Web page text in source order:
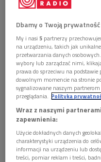
Wacław Zimpel i Kuba Ziołek Foto:
Dbamy o Twoją prywatność
My i nasi5 partnerzy
na urządzeniu, takich jak
przetwarzania danych
wybory lub zarządzać nimi,
prawa do sprzeciwu na
dowolnym momencie na stronie
sygnalizowane naszym
przeglądania. Polityka
Wraz z naszymi
zapewnienia:
Użycie dokładnych danych
charakterystyki urządzenia do
informacji na urządzeniu lub
treści, pomiar reklam i treści,